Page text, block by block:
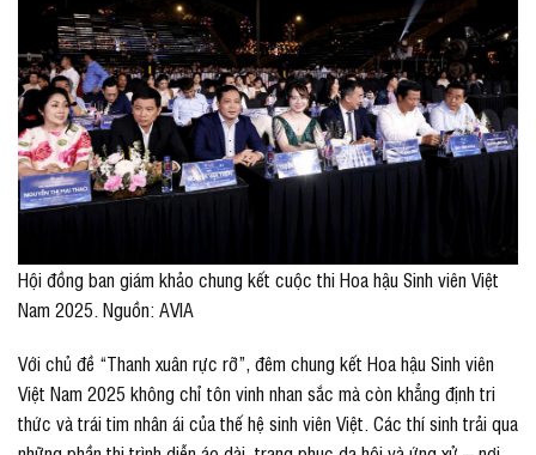
Hội đồng ban giám khảo chung kết cuộc thi Hoa hậu Sinh viên Việt
Nam 2025. Nguồn: AVIA
Với chủ đề “Thanh xuân rực rỡ”, đêm chung kết Hoa hậu Sinh viên
Việt Nam 2025 không chỉ tôn vinh nhan sắc mà còn khẳng định tri
thức và trái tim nhân ái của thế hệ sinh viên Việt. Các thí sinh trải qua